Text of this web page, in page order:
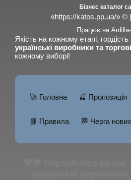
Бізнес каталог
«https://katos.pp.ua/» ©
Працює на
Якість на кожному етапі,
українські виробники та
кожному виборі!
🚀 Головна 🍒 Пропозиція
📘 Правила 🏁 Черга нових